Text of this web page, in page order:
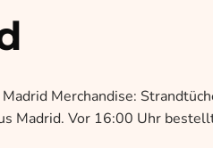
Merchandise:
Madrid. Vor 16:00 Uhr